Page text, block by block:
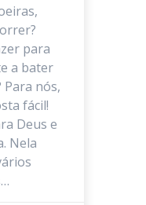
para
a bater
nós,
fácil!
Deus e
Nela